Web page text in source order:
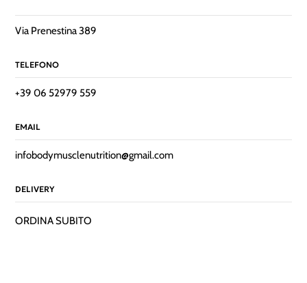
Via Prenestina 389
TELEFONO
+39 06 52979 559
EMAIL
infobodymusclenutrition@gmail.com
DELIVERY
ORDINA SUBITO